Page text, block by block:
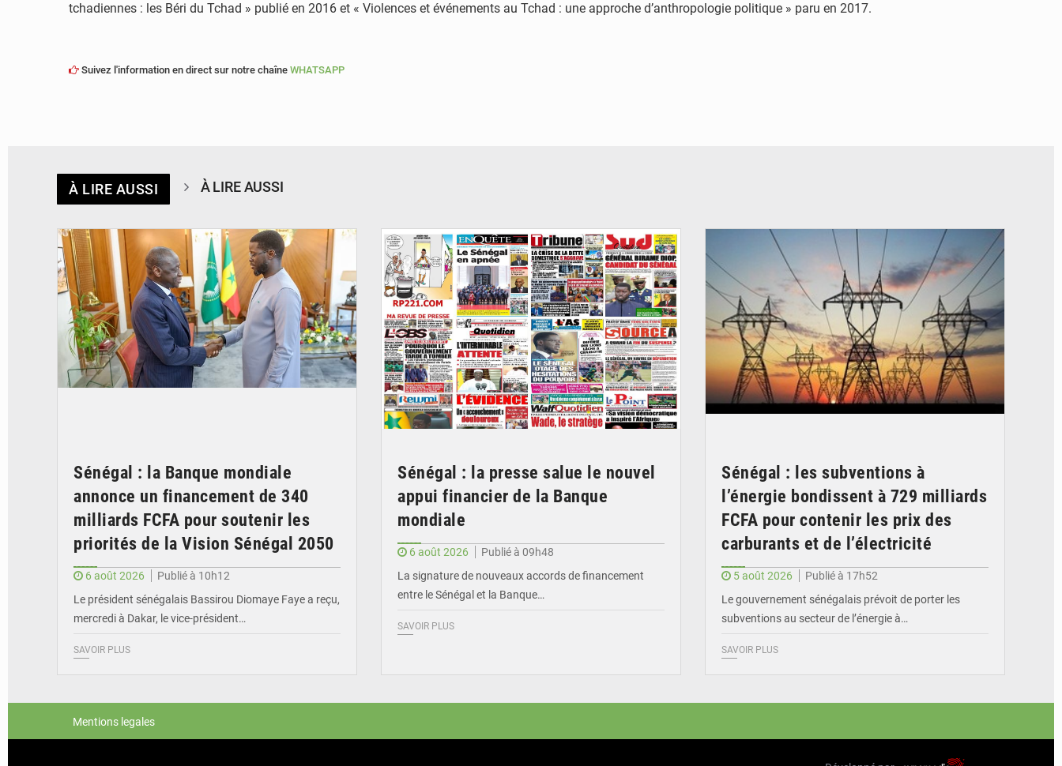
tchadiennes : les Béri du Tchad » publié en 2016 et « Violences et événements au Tchad : une approche d’anthropologie politique » paru en 2017.
Suivez l'information en direct sur notre chaîne WHATSAPP
À LIRE AUSSI À LIRE AUSSI
Sénégal : la Banque mondiale
annonce un financement de 340
milliards FCFA pour soutenir les
priorités de la Vision Sénégal 2050
6 août 2026
Publié à 10h12
Le président sénégalais Bassirou Diomaye Faye a reçu,
mercredi à Dakar, le vice-président…
SAVOIR PLUS
Sénégal : la presse salue le nouvel
appui financier de la Banque
mondiale
6 août 2026
Publié à 09h48
La signature de nouveaux accords de financement
entre le Sénégal et la Banque…
SAVOIR PLUS
Sénégal : les subventions à
l’énergie bondissent à 729 milliards
FCFA pour contenir les prix des
carburants et de l’électricité
5 août 2026
Publié à 17h52
Le gouvernement sénégalais prévoit de porter les
subventions au secteur de l’énergie à…
SAVOIR PLUS
Mentions legales